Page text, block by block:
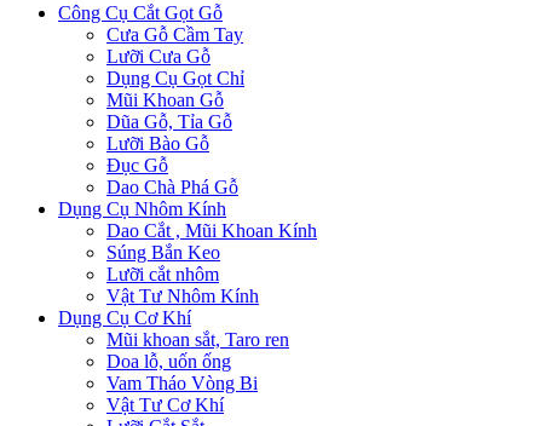
Công Cụ Cắt Gọt Gỗ
Cưa Gỗ Cầm Tay
Lưỡi Cưa Gỗ
Dụng Cụ Gọt Chỉ
Mũi Khoan Gỗ
Dũa Gỗ, Tỉa Gỗ
Lưỡi Bào Gỗ
Đục Gỗ
Dao Chà Phá Gỗ
Dụng Cụ Nhôm Kính
Dao Cắt , Mũi Khoan Kính
Súng Bắn Keo
Lưỡi cắt nhôm
Vật Tư Nhôm Kính
Dụng Cụ Cơ Khí
Mũi khoan sắt, Taro ren
Doa lỗ, uốn ống
Vam Tháo Vòng Bi
Vật Tư Cơ Khí